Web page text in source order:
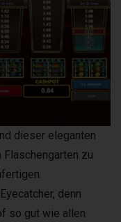
dieser eleganten
zu
denn
so gut wie allen